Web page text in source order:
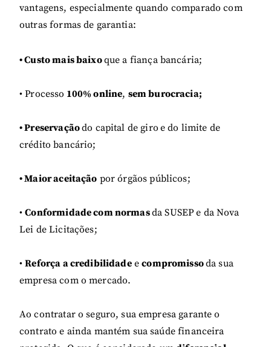
vantagens, especialmente quando comparado com
outras formas de garantia:
• Custo mais baixoque a fiança bancária;
• Processo 100% online, sem burocracia;
• Preservaçãodo capital de giro e do limite de
crédito bancário;
• Maior aceitação por órgãos públicos;
•Conformidade com normasda SUSEP e da Nova
Lei de Licitações;
•Reforça a credibilidadeecompromissoda sua
empresa com o mercado.
Ao contratar o seguro, sua empresa garante o
contrato e ainda mantém sua saúde financeira